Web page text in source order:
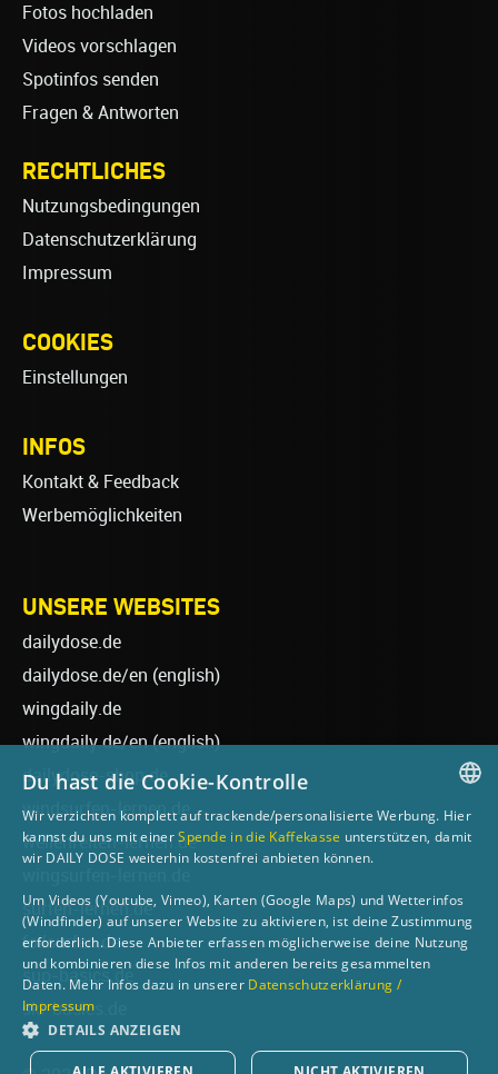
Fotos hochladen
Videos vorschlagen
Spotinfos senden
Fragen & Antworten
RECHTLICHES
Nutzungsbedingungen
Datenschutzerklärung
Impressum
COOKIES
Einstellungen
INFOS
Kontakt & Feedback
Werbemöglichkeiten
UNSERE WEBSITES
dailydose.de
dailydose.de/en (english)
wingdaily.de
wingdaily.de/en(english)
dailydose-shop.de
windsurfen-lernen.de
wellenreiten-lernen.de
surfen-lernen.de
foilsurfen.de
sup-basics.de
ski-basics.de
GERMAN
Du hast die Cookie-Kontrolle
Wir verzichten komplett auf trackende/personalisierte Werbung. Hier
kannst du uns mit einerSpende in die Kaffekasse unterstützen, damit
wir DAILY DOSE weiterhin kostenfrei anbieten können.
Um Videos (Youtube, Vimeo), Karten (Google Maps) und Wetterinfos
(Windfinder) auf unserer Website zu aktivieren, ist deine Zustimmung
erforderlich. Diese Anbieter erfassen möglicherweise deine Nutzung
und kombinieren diese Infos mit anderen bereits gesammelten
Daten. Mehr Infos dazu in unserer Datenschutzerklärung /
Impressum
DETAILS ANZEIGEN